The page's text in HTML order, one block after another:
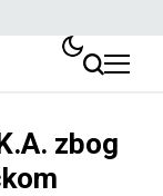
zbog